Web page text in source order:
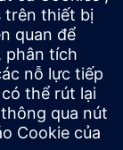
phẩm của
trên Siemens